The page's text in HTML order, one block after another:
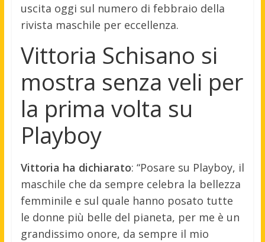
uscita oggi sul numero di febbraio della
rivista maschile per eccellenza.
Vittoria Schisano si
mostra senza veli per
la prima volta su
Playboy
Vittoria ha dichiarato: “Posare su Playboy, il
maschile che da sempre celebra la bellezza
femminile e sul quale hanno posato tutte
le donne più belle del pianeta, per me è un
grandissimo onore, da sempre il mio